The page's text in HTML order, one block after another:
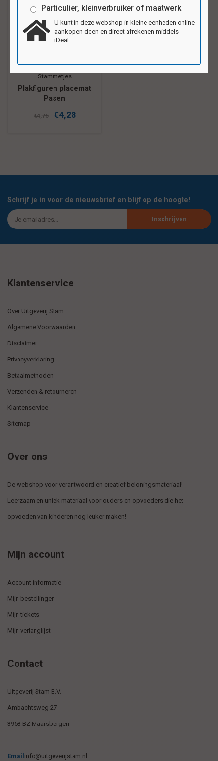
Stammetjes
Plakfiguren placemat
Pasen
€4,75 €4,28
Schrijf je in voor de nieuwsbrief en blijf op de hoogte!
Inschrijven
Klantenservice
Over Uitgeverij Stam
Algemene Voorwaarden
Disclaimer
Privacyverklaring
Betaalmethoden
Verzenden & retourneren
Klantenservice
Sitemap
Over ons
De webshop voor verantwoord en creatief beloningsmateriaal!
Leerzaam en uniek materiaal voor ouders en opvoeders die het
opvoeden van kinderen nog leuker maken!
Mijn account
Account informatie
Mijn bestellingen
Mijn tickets
Mijn verlanglijst
Contact
Uitgeverij Stam B.V.
Ambachtsweg 27
3953 BZ Maarsbergen
Email info@uitgeverijstam.nl
Particulier, kleinverbruiker of maatwerk
U kunt in deze webshop in kleine eenheden online
aankopen doen en direct afrekenen middels
iDeal.